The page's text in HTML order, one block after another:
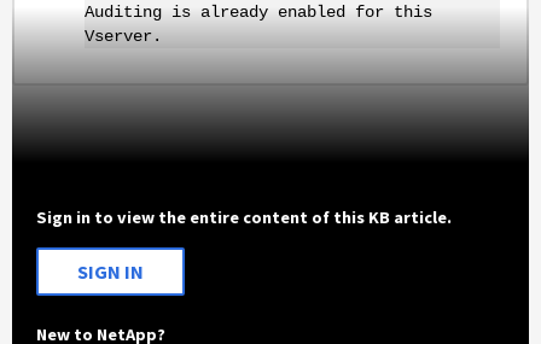
Auditing is already enabled for this
Vserver.
Sign in to view the entire content of this KB article.
SIGN IN
New to NetApp?